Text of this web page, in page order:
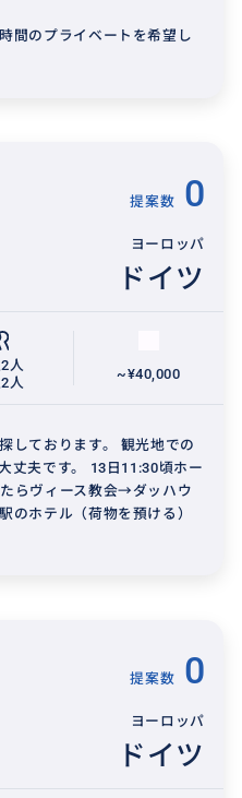
間のプライベートを希望し
提案数 0
ヨーロッパ
ドイツ
人
人
~¥40,000
しております。 観光地での
丈夫です。 13日11:30頃ホー
らヴィース教会→ダッハウ
ホテル（荷物を預ける）
提案数 0
ヨーロッパ
ドイツ